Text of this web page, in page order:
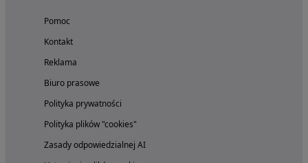
Pomoc
Kontakt
Reklama
Biuro prasowe
Polityka prywatności
Polityka plików "cookies"
Zasady odpowiedzialnej AI